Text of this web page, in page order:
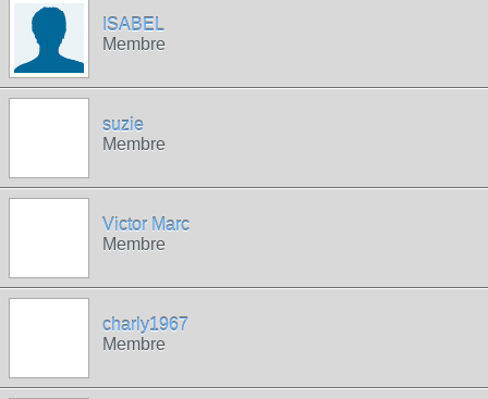
ISABEL
Membre
suzie
Membre
Victor Marc
Membre
charly1967
Membre